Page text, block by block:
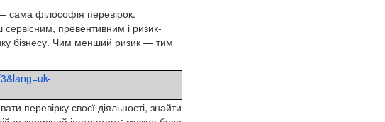
філософія перевірок.
превентивним і ризик-
бізнесу. Чим менший ризик — тим
перевірку своєї діяльності, знайти